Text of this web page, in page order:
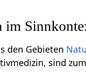
im
den Gebieten
sind